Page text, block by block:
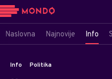
Naslovna Najnovije Info
Info Politika